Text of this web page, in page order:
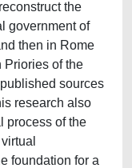
the
government of
then in Rome
Priories of the
sources
research also
process of the
foundation for a